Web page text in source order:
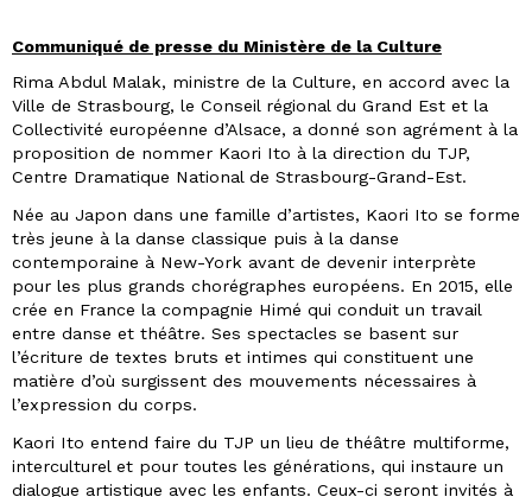
Communiqué de presse du Ministère de la Culture
Rima Abdul Malak, ministre de la Culture, en accord avec la
Ville de Strasbourg, le Conseil régional du Grand Est et la
Collectivité européenne d’Alsace, a donné son agrément à la
proposition de nommer Kaori Ito à la direction du TJP,
Centre Dramatique National de Strasbourg-Grand-Est.
Née au Japon dans une famille d’artistes, Kaori Ito se forme
très jeune à la danse classique puis à la danse
contemporaine à New-York avant de devenir interprète
pour les plus grands chorégraphes européens. En 2015, elle
crée en France la compagnie Himé qui conduit un travail
entre danse et théâtre. Ses spectacles se basent sur
l’écriture de textes bruts et intimes qui constituent une
matière d’où surgissent des mouvements nécessaires à
l’expression du corps.
Kaori Ito entend faire du TJP un lieu de théâtre multiforme,
interculturel et pour toutes les générations, qui instaure un
dialogue artistique avec les enfants. Ceux-ci seront invités à